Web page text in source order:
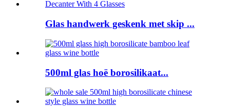
Glas handwerk geskenk met skip ...
500ml glas hoë borosilikaat...